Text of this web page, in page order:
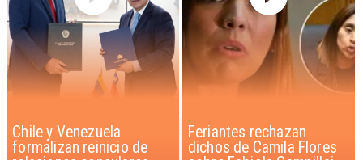
Feriantes rechazan
dichos de Camila Flores
Proyecto propone sumar
feriado el 17 de